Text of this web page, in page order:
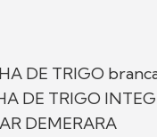
DE TRIGO
DE TRIGO
DEMERARA